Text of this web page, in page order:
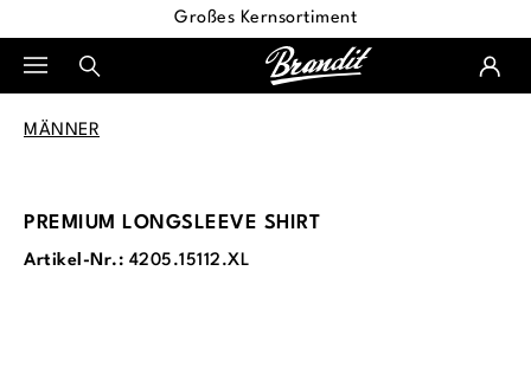
Großes Kernsortiment
MÄNNER
PREMIUM LONGSLEEVE SHIRT
Artikel-Nr.: 4205.15112.XL